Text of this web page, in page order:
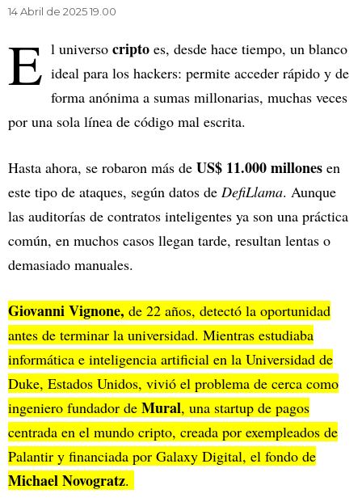
14 Abril de 2025 19.00
E l universo cripto es, desde hace tiempo, un blanco
ideal para los hackers: permite acceder rápido y de
forma anónima a sumas millonarias, muchas veces
por una sola línea de código mal escrita.
Hasta ahora, se robaron más de US$ 11.000 millones en
este tipo de ataques, según datos de DefiLlama. Aunque
las auditorías de contratos inteligentes ya son una práctica
común, en muchos casos llegan tarde, resultan lentas o
demasiado manuales.
Giovanni Vignone, de 22 años, detectó la oportunidad
antes de terminar la universidad. Mientras estudiaba
informática e inteligencia artificial en la Universidad de
Duke, Estados Unidos, vivió el problema de cerca como
ingeniero fundador de Mural, una startup de pagos
centrada en el mundo cripto, creada por exempleados de
Palantir y financiada por Galaxy Digital, el fondo de
Michael Novogratz.